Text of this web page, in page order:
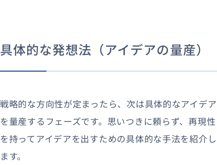
具体的な発想法（アイデアの量産）
戦略的な方向性が定まったら、次は具体的なアイデア
を量産するフェーズです。思いつきに頼らず、再現性
を持ってアイデアを出すための具体的な手法を紹介し
ます。